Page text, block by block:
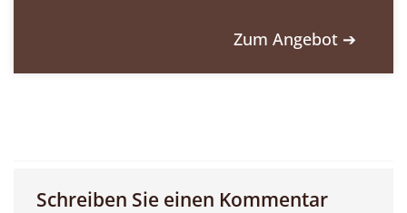
Zum Angebot ➔
Schreiben Sie einen Kommentar